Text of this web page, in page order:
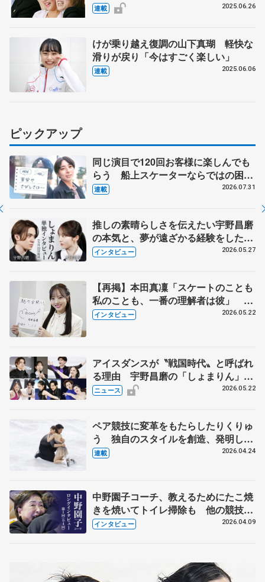
藤みどり、浅田真央、村上佳菜子、宇
連載 2025.06.26
けが乗り越え復調の山下真瑚 軽快な
滑りが戻り「今はすごく楽しい」
連載 2025.06.06
ピックアップ
同じ演目で120回お客様に楽しんでも
らう 船上スケーターならではの困難
とは 影響あったPIW前キャプテン松
連載 2026.07.31
推しの素晴らしさを伝えたい宇野昌磨
の本気と、夢が遠ざかる経験をした本
田真凜の覚悟
インタビュー 2026.05.27
【再掲】本田真凜「スケートのことも
私のことも、一番の理解者は彼」 引
退時の単独インタビューで語った競技
インタビュー 2026.05.22
アイスダンスが〝戦国時代〟と呼ばれ
る理由 宇野昌磨の「しょまりん」ら
実力者が相次いで参戦 国内の競争激
ニュース 2026.05.22
ペア競技に変革をもたらしたりくりゅ
う 独自のスタイルを創造、発明した
【引退発表後②】
連載 2026.04.24
中野園子コーチ、教えるためにたこ焼
きを焼いてトイレ掃除も 他の競技に
も通用するという坂本花織の筋肉
インタビュー 2026.04.09